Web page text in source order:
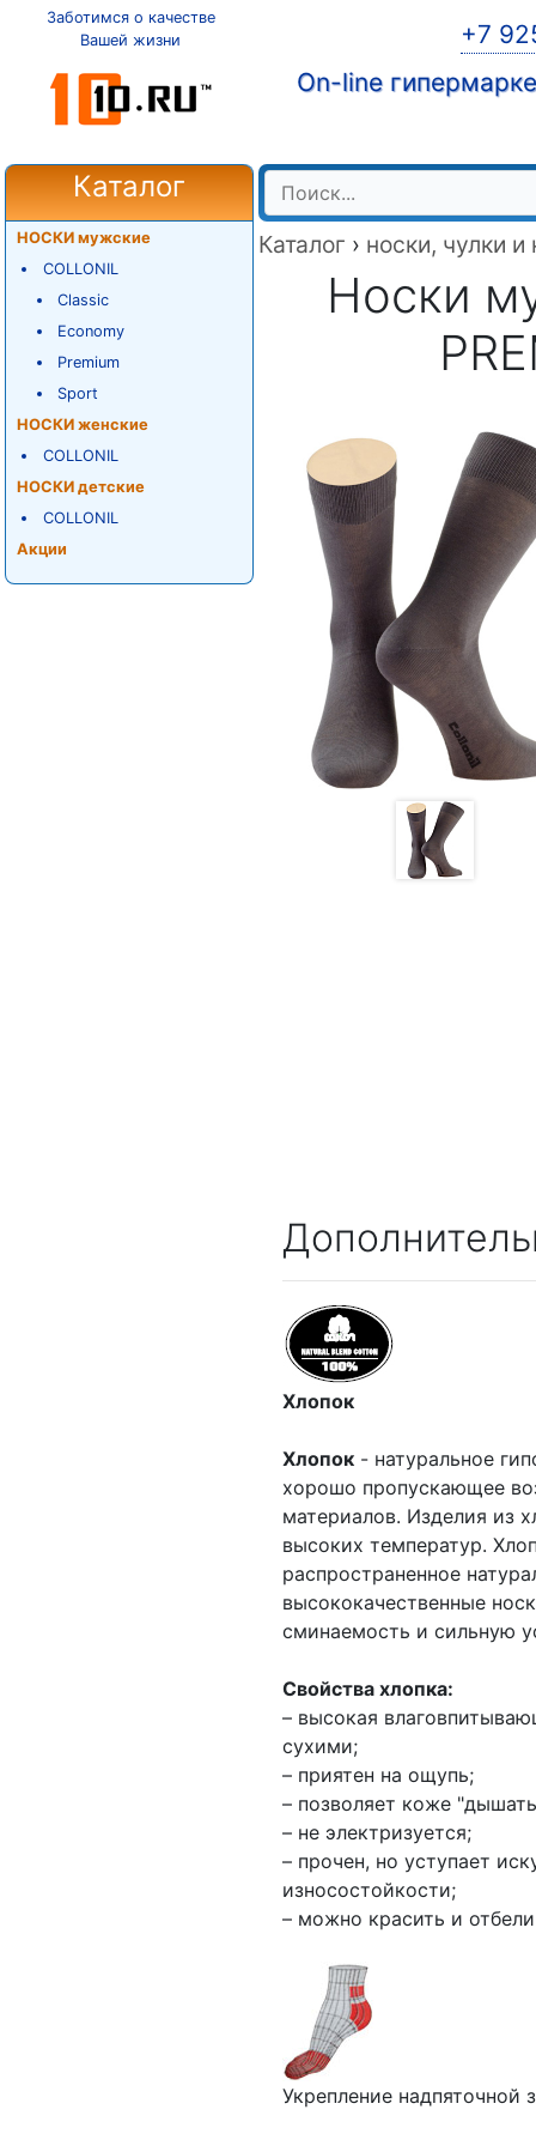
Заботимся о качестве
Вашей жизни
+7
On-line
Каталог
НОСКИ мужские
COLLONIL
Classic
Economy
Premium
Sport
НОСКИ женские
COLLONIL
НОСКИ детские
COLLONIL
Акции
Каталог › носки, чулки и
Носки
Хлопок
Хлопок - натуральное
хорошо пропускающее
материалов. Изделия из
высоких температур.
распространенное
высококачественные
сминаемость и сильную
Свойства хлопка:
– высокая
сухими;
– приятен на ощупь;
– позволяет коже
– не электризуется;
– прочен, но уступает
износостойкости;
– можно красить и
Укрепление надпяточной